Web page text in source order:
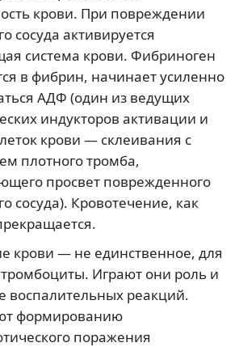
крови. При повреждении
сосуда активируется
система крови. Фибриноген
в фибрин, начинает усиленно
АДФ (один из ведущих
индукторов активации и
крови — склеивания с
плотного тромба,
просвет поврежденного
сосуда). Кровотечение, как
крови — не единственное, для
Играют они роль и
воспалительных реакций.
формированию
поражения